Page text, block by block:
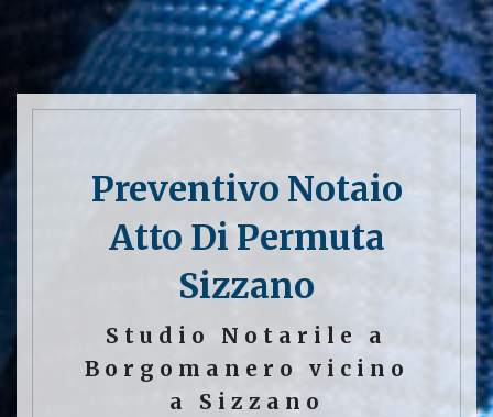
Preventivo Notaio
Atto Di Permuta
Sizzano
Studio Notarile a
Borgomanero vicino
a Sizzano